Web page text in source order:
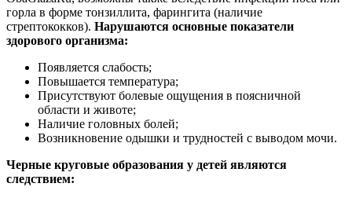
горла в форме тонзиллита, фарингита (наличие
стрептококков). Нарушаются основные показатели
здорового организма:
Появляется слабость;
Повышается температура;
Присутствуют болевые ощущения в поясничной
области и животе;
Наличие головных болей;
Возникновение одышки и трудностей с выводом мочи.
Черные круговые образования у детей являются
следствием: